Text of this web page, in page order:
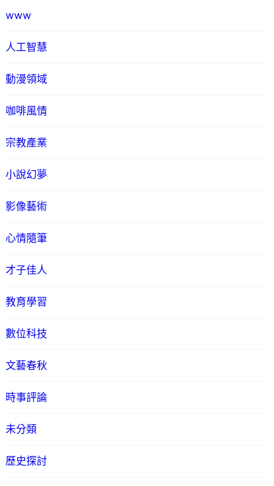
www
人工智慧
動漫領域
咖啡風情
宗教產業
小說幻夢
影像藝術
心情隨筆
才子佳人
教育學習
數位科技
文藝春秋
時事評論
未分類
歷史探討